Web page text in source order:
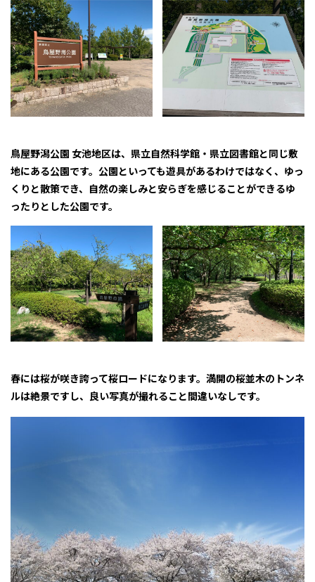
鳥屋野潟公園 女池地区は、県立自然科学館・県立図書館と同じ敷
地にある公園です。公園といっても遊具があるわけではなく、ゆっ
くりと散策でき、自然の楽しみと安らぎを感じることができるゆ
ったりとした公園です。
春には桜が咲き誇って桜ロードになります。満開の桜並木のトンネ
ルは絶景ですし、良い写真が撮れること間違いなしです。